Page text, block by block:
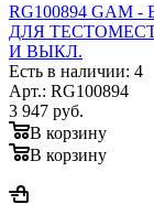
RG100894
ДЛЯ
И ВЫКЛ.
Есть в наличии: 4
Арт.: RG100894
3 947 руб.
В корзину
В корзину